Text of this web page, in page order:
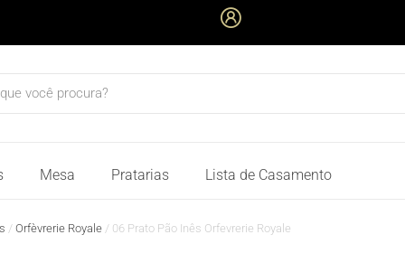
Mesa Pratarias Lista de Casamento
/ Orfèvrerie Royale / 06 Prato Pão Inês Orfevrerie Royale